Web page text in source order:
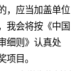
，应当加盖单位
我会将按《中国
细则》认真处
项目。